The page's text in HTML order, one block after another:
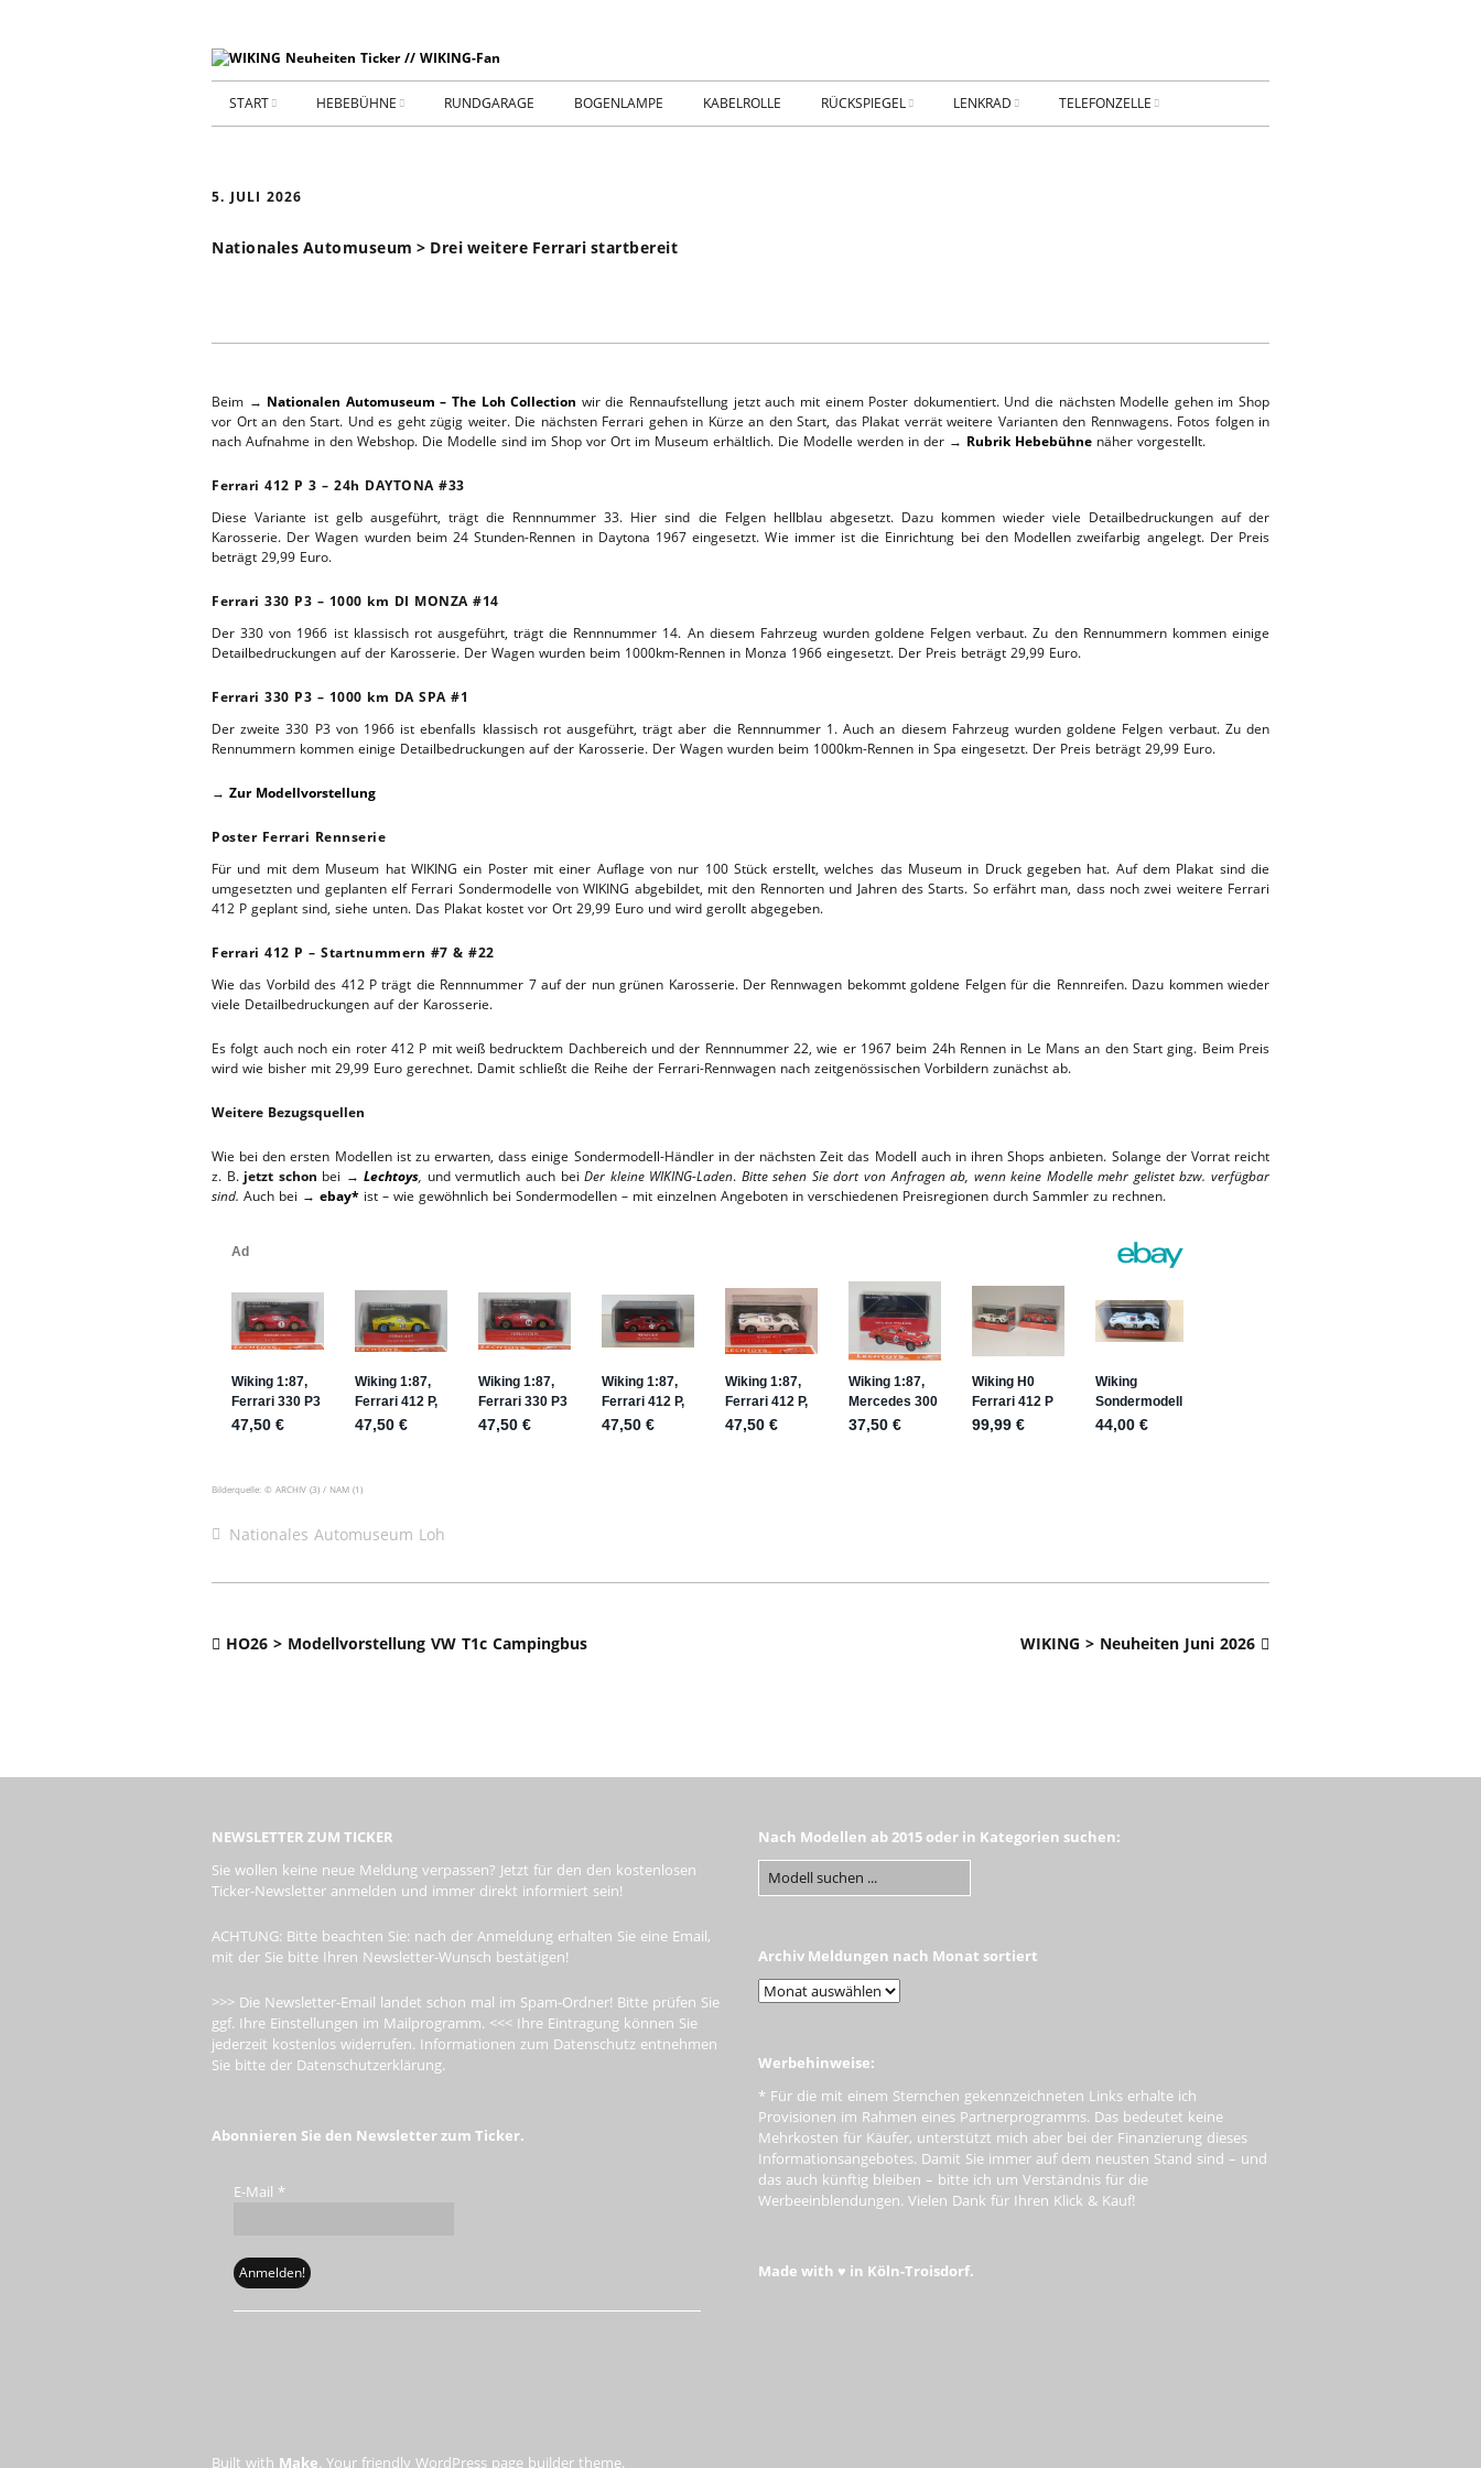
START
ARCHIV 2009-2014
SHOP _ Beta SHOP-STARTSEITE
KIESPLATZ
ERSATZTEIL-SERVICE
HEBEBÜHNE
HEBEBÜHNE 2024
HEBEBÜHNE 2021
HEBEBÜHNE 2019
RUNDGARAGE BOGENLAMPE KABELROLLE RÜCKSPIEGEL LENKRAD TELEFONZELLE
KONTAKT
5. JULI 2026
Nationales Automuseum > Drei weitere Ferrari startbereit
Beim → Nationalen Automuseum – The Loh Collection wir die Rennaufstellung jetzt auch mit einem Poster dokumentiert. Und die nächsten Modelle gehen im Shop
vor Ort an den Start. Und es geht zügig weiter. Die nächsten Ferrari gehen in Kürze an den Start, das Plakat verrät weitere Varianten den Rennwagens. Fotos folgen in
nach Aufnahme in den Webshop. Die Modelle sind im Shop vor Ort im Museum erhältlich. Die Modelle werden in der → Rubrik Hebebühne näher vorgestellt.
Ferrari 412 P 3 – 24h DAYTONA #33
Diese Variante ist gelb ausgeführt, trägt die Rennnummer 33. Hier sind die Felgen hellblau abgesetzt. Dazu kommen wieder viele Detailbedruckungen auf der
Karosserie. Der Wagen wurden beim 24 Stunden-Rennen in Daytona 1967 eingesetzt. Wie immer ist die Einrichtung bei den Modellen zweifarbig angelegt. Der Preis
beträgt 29,99 Euro.
Ferrari 330 P3 – 1000 km DI MONZA #14
Der 330 von 1966 ist klassisch rot ausgeführt, trägt die Rennnummer 14. An diesem Fahrzeug wurden goldene Felgen verbaut. Zu den Rennummern kommen einige
Detailbedruckungen auf der Karosserie. Der Wagen wurden beim 1000km-Rennen in Monza 1966 eingesetzt. Der Preis beträgt 29,99 Euro.
Ferrari 330 P3 – 1000 km DA SPA #1
Der zweite 330 P3 von 1966 ist ebenfalls klassisch rot ausgeführt, trägt aber die Rennnummer 1. Auch an diesem Fahrzeug wurden goldene Felgen verbaut. Zu den
Rennummern kommen einige Detailbedruckungen auf der Karosserie. Der Wagen wurden beim 1000km-Rennen in Spa eingesetzt. Der Preis beträgt 29,99 Euro.
→ Zur Modellvorstellung
Poster Ferrari Rennserie
Für und mit dem Museum hat WIKING ein Poster mit einer Auflage von nur 100 Stück erstellt, welches das Museum in Druck gegeben hat. Auf dem Plakat sind die
umgesetzten und geplanten elf Ferrari Sondermodelle von WIKING abgebildet, mit den Rennorten und Jahren des Starts. So erfährt man, dass noch zwei weitere Ferrari
412 P geplant sind, siehe unten. Das Plakat kostet vor Ort 29,99 Euro und wird gerollt abgegeben.
Ferrari 412 P – Startnummern #7 & #22
Wie das Vorbild des 412 P trägt die Rennnummer 7 auf der nun grünen Karosserie. Der Rennwagen bekommt goldene Felgen für die Rennreifen. Dazu kommen wieder
viele Detailbedruckungen auf der Karosserie.
Es folgt auch noch ein roter 412 P mit weiß bedrucktem Dachbereich und der Rennnummer 22, wie er 1967 beim 24h Rennen in Le Mans an den Start ging. Beim Preis
wird wie bisher mit 29,99 Euro gerechnet. Damit schließt die Reihe der Ferrari-Rennwagen nach zeitgenössischen Vorbildern zunächst ab.
Weitere Bezugsquellen
Wie bei den ersten Modellen ist zu erwarten, dass einige Sondermodell-Händler in der nächsten Zeit das Modell auch in ihren Shops anbieten. Solange der Vorrat reicht
z. B. jetzt schon bei →Lechtoys, und vermutlich auch beiDer kleine WIKING-Laden. Bitte sehen Sie dort von Anfragen ab, wenn keine Modelle mehr gelistet bzw. verfügbar
sind. Auch bei → ebay* ist – wie gewöhnlich bei Sondermodellen – mit einzelnen Angeboten in verschiedenen Preisregionen durch Sammler zu rechnen.
Bilderquelle: © ARCHIV (3) / NAM (1)
Nationales Automuseum Loh
HO26 > Modellvorstellung VW T1c Campingbus WIKING > Neuheiten Juni 2026
NEWSLETTER ZUM TICKER
Sie wollen keine neue Meldung verpassen? Jetzt für den den kostenlosen
Ticker-Newsletter anmelden und immer direkt informiert sein!
ACHTUNG: Bitte beachten Sie: nach der Anmeldung erhalten Sie eine Email,
mit der Sie bitte Ihren Newsletter-Wunsch bestätigen!
>>> Die Newsletter-Email landet schon mal im Spam-Ordner! Bitte prüfen Sie
ggf. Ihre Einstellungen im Mailprogramm. <<< Ihre Eintragung können Sie
jederzeit kostenlos widerrufen. Informationen zum Datenschutz entnehmen
Sie bitte der Datenschutzerklärung.
Abonnieren Sie den Newsletter zum Ticker.
E-Mail *
Nach Modellen ab 2015 oder in Kategorien suchen:
Archiv Meldungen nach Monat sortiert
Werbehinweise:
* Für die mit einem Sternchen gekennzeichneten Links erhalte ich
Provisionen im Rahmen eines Partnerprogramms. Das bedeutet keine
Mehrkosten für Käufer, unterstützt mich aber bei der Finanzierung dieses
Informationsangebotes. Damit Sie immer auf dem neusten Stand sind – und
das auch künftig bleiben – bitte ich um Verständnis für die
Werbeeinblendungen. Vielen Dank für Ihren Klick & Kauf!
Made with ♥ in Köln-Troisdorf.
Built with Make. Your friendly WordPress page builder theme.